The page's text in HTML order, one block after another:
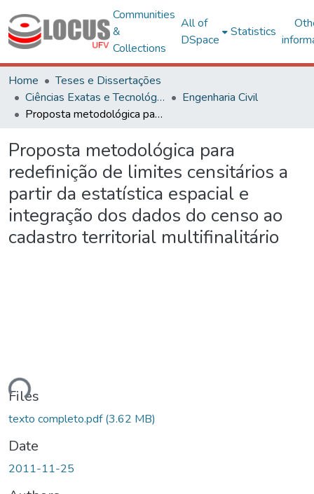
Communities
&
Collections
All of
DSpace
Statistics
Home
Teses e Dissertações
Ciências Exatas e Tecnológicas
Engenharia Civil
Proposta metodológica para redefinição de limites censitários a partir da estatística espacial e integração dos dados do censo ao cadastro territorial multifinalitário
Proposta metodológica para
redefinição de limites censitários a
partir da estatística espacial e
integração dos dados do censo ao
cadastro territorial multifinalitário
Files
texto completo.pdf(3.62 MB)
Date
2011-11-25